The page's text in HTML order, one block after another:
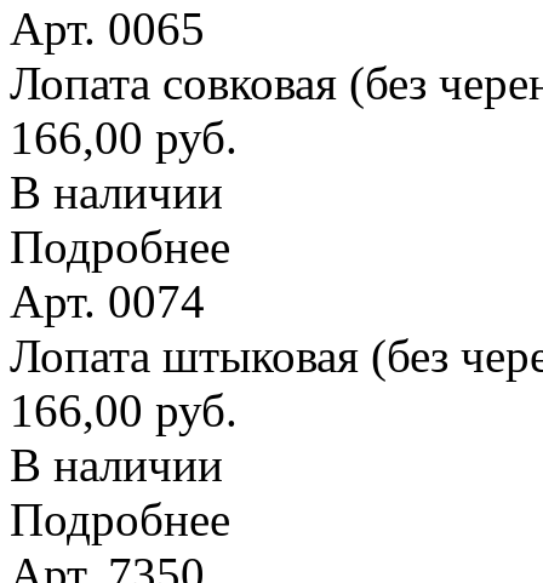
Арт. 0065
Лопата совковая (без
166,00 руб.
В наличии
Подробнее
Арт. 0074
Лопата штыковая (без
166,00 руб.
В наличии
Подробнее